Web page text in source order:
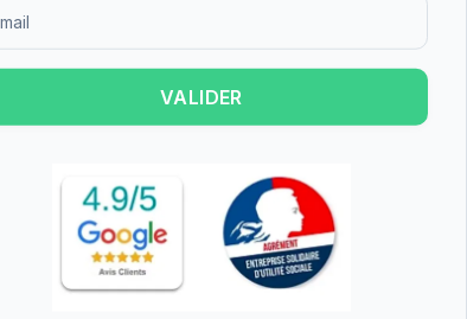
d'offres permet de s'adapter aux
leurs familles, que ce soit pour un
établissement de taille moyenne.
et 3 chambres doubles, offrant
VALIDER